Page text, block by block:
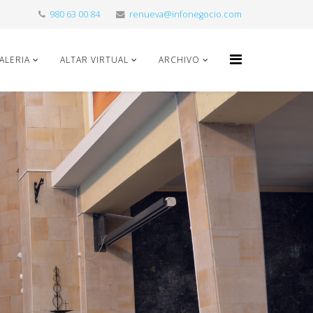
980 63 00 84 renueva@infonegocio.com
ALTAR VIRTUAL ARCHIVO